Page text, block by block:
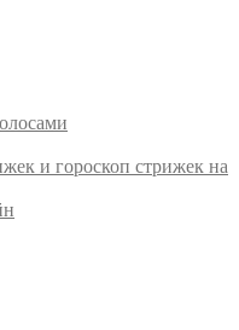
и гороскоп стрижек на